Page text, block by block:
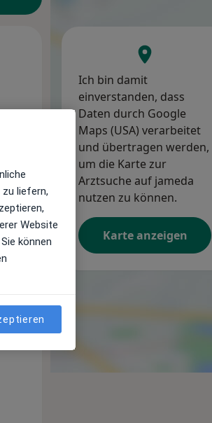
Ich bin damit
einverstanden, dass
Daten durch Google
Maps (USA) verarbeitet
und übertragen werden,
um die Karte zur
Arztsuche auf jameda
nutzen zu können.
Karte anzeigen
liefern,
Website
können